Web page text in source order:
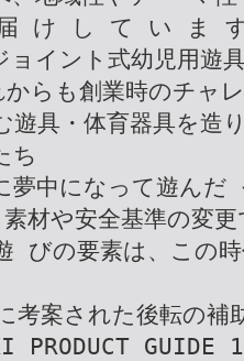
け し て い ま
イント式幼児用遊
らも創業時のチャ
遊具・体育器具を造
ち
夢中になって遊ん
材や安全基準の変
びの要素は、この
考案された後転の補
PRODUCT GUIDE